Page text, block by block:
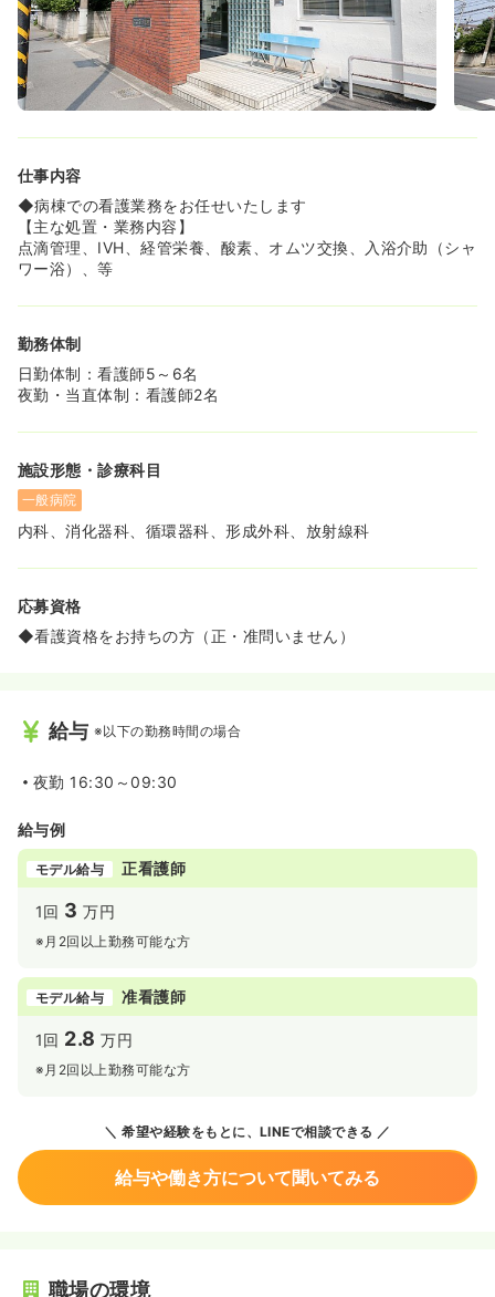
に室の高いサービスを還元することが出来ると考えていま
す。
◆患者様と、病院と、スタッフにとってのベストがなにか
を常に考えることを大切にしています。
仕事内容
◆病棟での看護業務をお任せいたします
【主な処置・業務内容】
点滴管理、IVH、経管栄養、酸素、オムツ交換、入浴介助（シャ
ワー浴）、等
勤務体制
日勤体制：看護師5～6名
夜勤・当直体制：看護師2名
施設形態・診療科目
一般病院
内科、消化器科、循環器科、形成外科、放射線科
応募資格
◆看護資格をお持ちの方（正・准問いません）
給与 ※以下の勤務時間の場合
夜勤 16:30～09:30
給与例
モデル給与 正看護師
1回 3 万円
※月2回以上勤務可能な方
モデル給与 准看護師
1回 2.8 万円
※月2回以上勤務可能な方
希望や経験をもとに、LINEで相談できる
給与や働き方について聞いてみる
職場の環境